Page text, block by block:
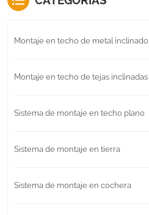
Montaje en techo de metal inclinado
Montaje en techo de tejas inclinadas
Sistema de montaje en techo plano
Sistema de montaje en tierra
Sistema de montaje en cochera